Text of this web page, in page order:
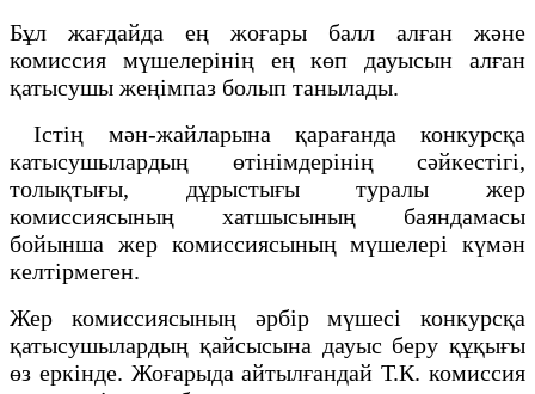
Бұл жағдайда ең жоғары балл алған және
комиссия мүшелерінің ең көп дауысын алған
қатысушы жеңімпаз болып танылады.
Істің мән-жайларына қарағанда конкурсқа
катысушылардың өтінімдерінің сәйкестігі,
толықтығы, дұрыстығы туралы жер
комиссиясының хатшысының баяндамасы
бойынша жер комиссиясының мүшелері күмән
келтірмеген.
Жер комиссиясының әрбір мүшесі конкурсқа
қатысушылардың қайсысына дауыс беру құқығы
өз еркінде. Жоғарыда айтылғандай Т.К. комиссия